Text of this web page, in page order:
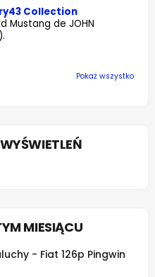
Collection
Mustang de JOHN
Pokaż wszystko
MIESIĄCU
- Fiat 126p Pingwin